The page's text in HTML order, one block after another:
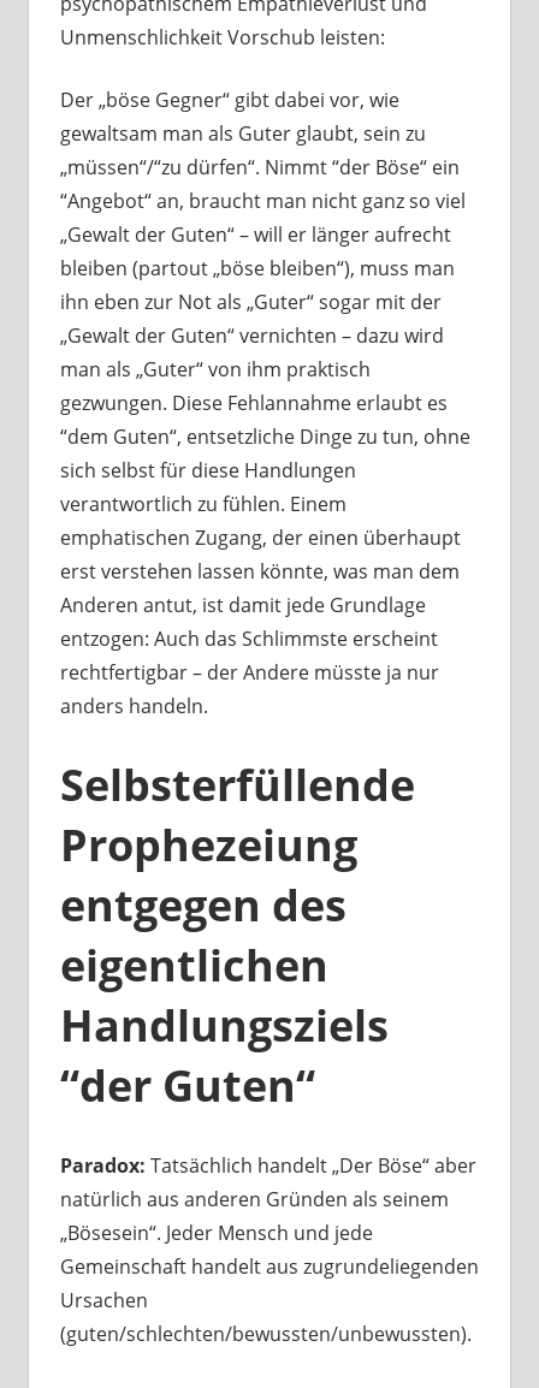
Unmenschlichkeit Vorschub leisten:
Der „böse Gegner“ gibt dabei vor, wie
gewaltsam man als Guter glaubt, sein zu
„müssen“/“zu dürfen“. Nimmt “der Böse“ ein
“Angebot“ an, braucht man nicht ganz so viel
„Gewalt der Guten“ – will er länger aufrecht
bleiben (partout „böse bleiben“), muss man
ihn eben zur Not als „Guter“ sogar mit der
„Gewalt der Guten“ vernichten – dazu wird
man als „Guter“ von ihm praktisch
gezwungen. Diese Fehlannahme erlaubt es
“dem Guten“, entsetzliche Dinge zu tun, ohne
sich selbst für diese Handlungen
verantwortlich zu fühlen. Einem
emphatischen Zugang, der einen überhaupt
erst verstehen lassen könnte, was man dem
Anderen antut, ist damit jede Grundlage
entzogen: Auch das Schlimmste erscheint
rechtfertigbar – der Andere müsste ja nur
anders handeln.
Selbsterfüllende
Prophezeiung
entgegen des
eigentlichen
Handlungsziels
“der Guten“
Paradox: Tatsächlich handelt „Der Böse“ aber
natürlich aus anderen Gründen als seinem
„Bösesein“. Jeder Mensch und jede
Gemeinschaft handelt aus zugrundeliegenden
Ursachen
(guten/schlechten/bewussten/unbewussten).